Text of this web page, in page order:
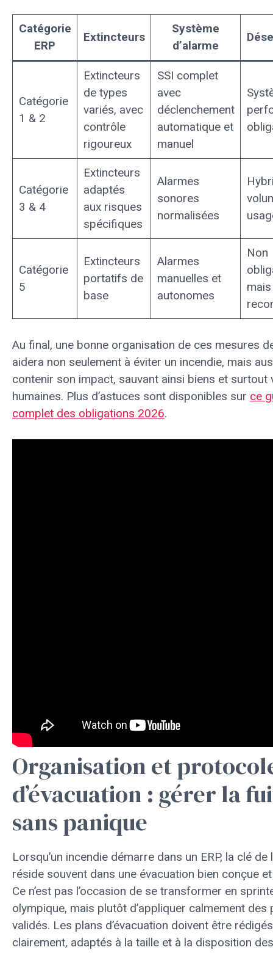
Catégorie
ERP
Extincteurs
Système
d’alarme
Catégorie
1 & 2
Extincteurs
de types
variés, avec
contrôle
rigoureux
SSI complet
avec
déclenchement
automatique et
manuel
Catégorie
3 & 4
Extincteurs
adaptés
aux risques
spécifiques
Alarmes
sonores
normalisées
Catégorie
5
Extincteurs
portatifs de
base
Alarmes
manuelles et
autonomes
Non
mais
Au final, une bonne organisation de ces mesures
aidera non seulement à éviter un incendie, mais
contenir son impact, sauvant ainsi biens et surtout
humaines. Plus d’astuces sont disponibles sur ce
complet des obligations 2026.
Organisation et
d’évacuation : gérer la
sans panique
Lorsqu’un incendie démarre dans un ERP, la clé de
réside souvent dans une évacuation bien conçue
Ce n’est pas l’occasion de se transformer en
olympique, mais plutôt d’appliquer calmement
validés. Les plans d’évacuation doivent être rédigés
clairement, adaptés à la taille et à la disposition